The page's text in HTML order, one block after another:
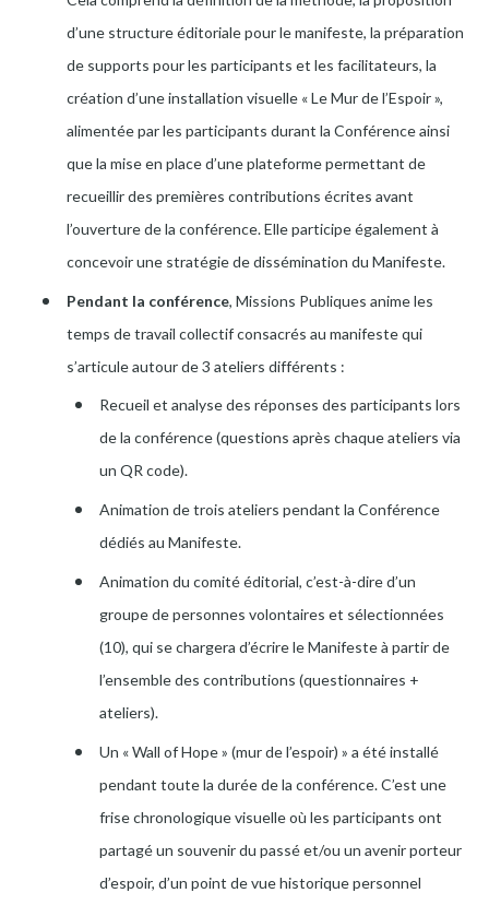
d’une structure éditoriale pour le manifeste, la préparation
de supports pour les participants et les facilitateurs, la
création d’une installation visuelle « Le Mur de l’Espoir »,
alimentée par les participants durant la Conférence ainsi
que la mise en place d’une plateforme permettant de
recueillir des premières contributions écrites avant
l’ouverture de la conférence. Elle participe également à
concevoir une stratégie de dissémination du Manifeste.
Pendant la conférence, Missions Publiques anime les
temps de travail collectif consacrés au manifeste qui
s’articule autour de 3 ateliers différents :
Recueil et analyse des réponses des participants lors
de la conférence (questions après chaque ateliers via
un QR code).
Animation de trois ateliers pendant la Conférence
dédiés au Manifeste.
Animation du comité éditorial, c’est-à-dire d’un
groupe de personnes volontaires et sélectionnées
(10), qui se chargera d’écrire le Manifeste à partir de
l’ensemble des contributions (questionnaires +
ateliers).
Un « Wall of Hope » (mur de l’espoir) » a été installé
pendant toute la durée de la conférence. C’est une
frise chronologique visuelle où les participants ont
partagé un souvenir du passé et/ou un avenir porteur
d’espoir, d’un point de vue historique personnel